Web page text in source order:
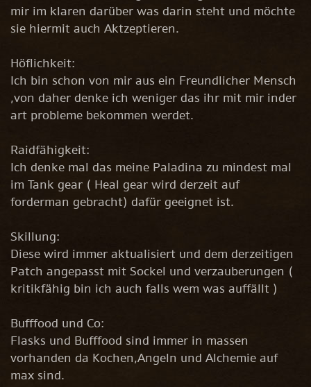
mir im klaren darüber was darin steht und möchte
sie hiermit auch Aktzeptieren.
Höflichkeit:
Ich bin schon von mir aus ein Freundlicher Mensch
,von daher denke ich weniger das ihr mit mir inder
art probleme bekommen werdet.
Raidfähigkeit:
Ich denke mal das meine Paladina zu mindest mal
im Tank gear ( Heal gear wird derzeit auf
forderman gebracht) dafür geeignet ist.
Skillung:
Diese wird immer aktualisiert und dem derzeitigen
Patch angepasst mit Sockel und verzauberungen (
kritikfähig bin ich auch falls wem was auffällt )
Bufffood und Co:
Flasks und Bufffood sind immer in massen
vorhanden da Kochen,Angeln und Alchemie auf
max sind.